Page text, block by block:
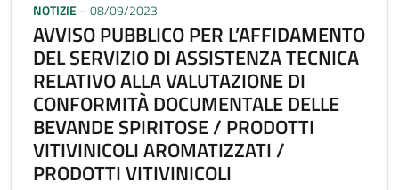
NOTIZIE– 08/09/2023
AVVISO PUBBLICO PER L’AFFIDAMENTO
DEL SERVIZIO DI ASSISTENZA TECNICA
RELATIVO ALLA VALUTAZIONE DI
CONFORMITÀ DOCUMENTALE DELLE
BEVANDE SPIRITOSE / PRODOTTI
VITIVINICOLI AROMATIZZATI /
PRODOTTI VITIVINICOLI